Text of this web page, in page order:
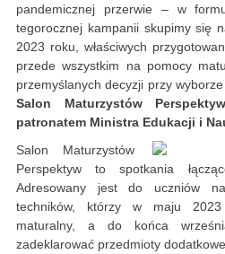
pandemicznej przerwie – w
tegorocznej kampanii skupimy się
2023 roku, właściwych
przede wszystkim na pomocy
przemyślanych decyzji przy
Salon Maturzystów
patronatem Ministra Edukacji i
Salon Maturzystów
Perspektyw to spotkania
Adresowany jest do uczniów
techników, którzy w maju
maturalny, a do końca
zadeklarować przedmioty